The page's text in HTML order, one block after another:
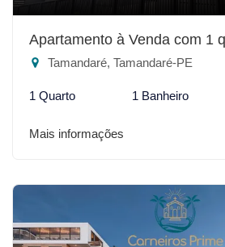
Apartamento à Venda com 1
Tamandaré, Tamandaré-PE
1 Quarto 1 Banheiro
Mais informações